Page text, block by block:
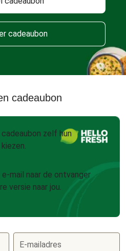
cadeaubon
cadeaubon
zelf hun
mail naar de ontvanger
versie naar jou.
E-mailadres